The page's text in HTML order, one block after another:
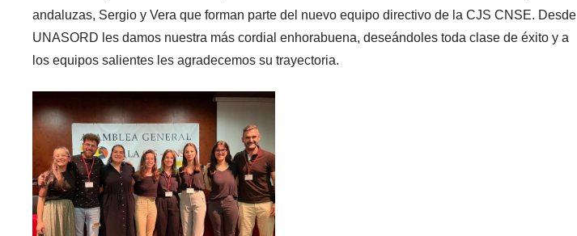
andaluzas, Sergio y Vera que forman parte del nuevo equipo directivo de la CJS CNSE. Desde
UNASORD les damos nuestra más cordial enhorabuena, deseándoles toda clase de éxito y a
los equipos salientes les agradecemos su trayectoria.